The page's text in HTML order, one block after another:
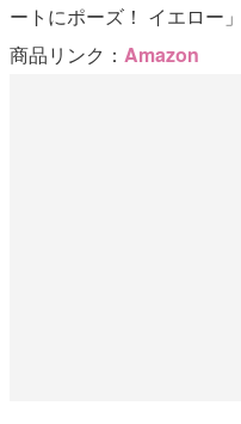
ートにポーズ！ イエロー
商品リンク： Amazon